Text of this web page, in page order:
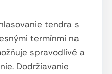
tendra s
termínmi na
spravodlivé a
Dodržiavanie